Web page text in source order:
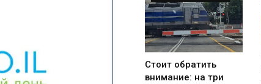
Стоит обратить
внимание: на три